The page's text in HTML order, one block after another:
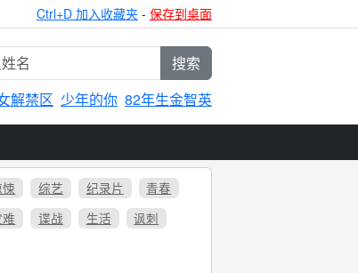
Ctrl+D 加入收藏夹 - 保存到桌面
搜索
解禁区 少年的你 82年生金智英
综艺 纪录片
青春
谍战 生活
讽刺